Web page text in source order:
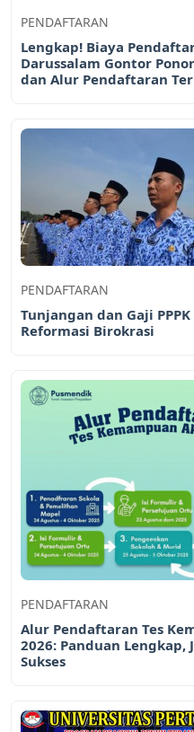
PENDAFTARAN
Lengkap! Biaya
Darussalam Gontor
dan Alur Pendaftaran
PENDAFTARAN
Tunjangan dan Gaji
Reformasi Birokrasi
PENDAFTARAN
Alur Pendaftaran Tes
2026: Panduan Lengkap,
Sukses